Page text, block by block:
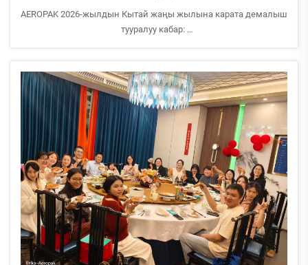
AEROPAK 2026-жылдын Кытай жаңы жылына карата демалыш
тууралуу кабар:
Демалыш убактысы: 14-февраль (иштеген жума) – 24-февраль
(сейшемби),...